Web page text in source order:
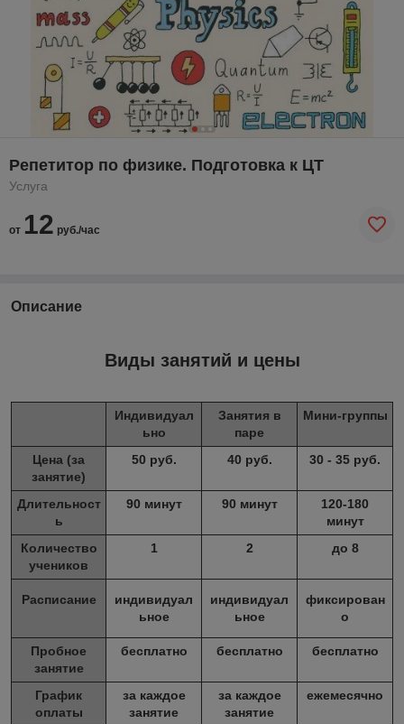
Репетитор по физике. Подготовка к ЦТ
Услуга
от 12 руб./час
Описание
Виды занятий и цены
Индивидуал
ьно
Занятия в
паре
Мини-группы
Цена (за
занятие)
50 руб. 40 руб. 30 - 35 руб.
Длительност
ь
90 минут 90 минут
120-180
минут
Количество
учеников
1 2 до 8
Расписание
индивидуал
ь​ное
индивидуал
ь​ное
фиксирован
о
Пробное
занятие
бесплатно бесплатно бесплатно
График
оплаты
за каждое
занятие
за каждое
занятие
ежемесячно